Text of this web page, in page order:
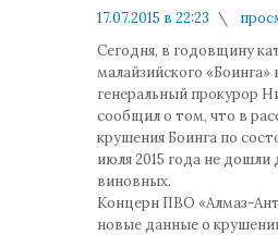
17.07.2015 в 22:23
Сегодня, в годовщину
малайзийского «Боинга»
генеральный прокурор
сообщил о том, что в
крушения Боинга по
июля 2015 года не дошли
виновных.
Концерн ПВО «Алмаз-
новые данные о